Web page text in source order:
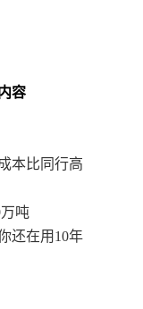
容
本比同行高
吨
还在用10年